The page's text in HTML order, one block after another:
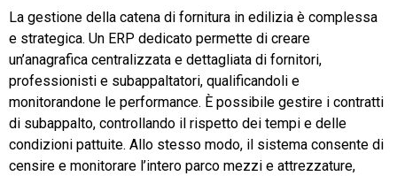
La gestione della catena di fornitura in edilizia è complessa
e strategica. Un ERP dedicato permette di creare
un’anagrafica centralizzata e dettagliata di fornitori,
professionisti e subappaltatori, qualificandoli e
monitorandone le performance. È possibile gestire i contratti
di subappalto, controllando il rispetto dei tempi e delle
condizioni pattuite. Allo stesso modo, il sistema consente di
censire e monitorare l’intero parco mezzi e attrezzature,